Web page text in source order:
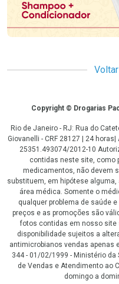
CopyrightCopyright © Drogarias
Rio de Janeiro - RJ: Rua do
Giovanelli - CRF 28127 | 24
25351.493074/2012-10
contidas neste site, como
medicamentos, não devem
substituem, em hipótese
área médica. Somente o
qualquer problema de saúde
preços e as promoções são
fotos contidas em nosso site
disponibilidade sujeitos a
antimicrobianos vendas apenas
344 - 01/02/1999 - Ministério da
de Vendas e Atendimento ao
domingo a